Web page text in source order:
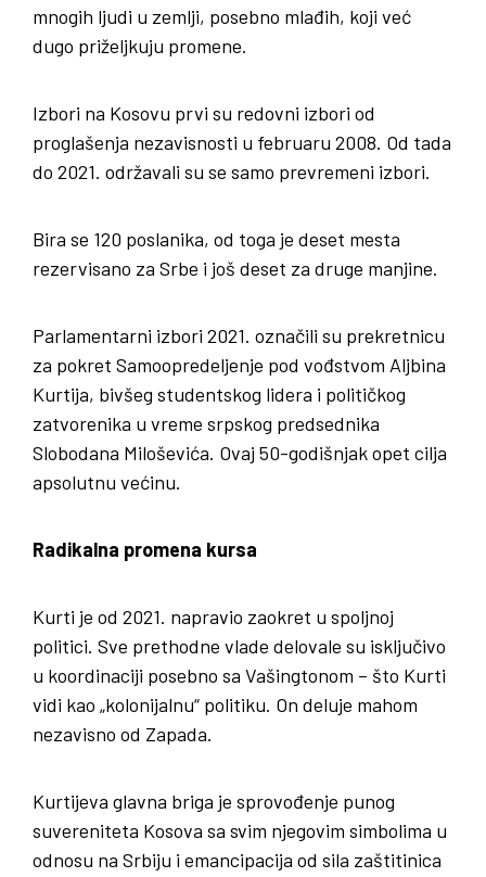
mnogih ljudi u zemlji, posebno mlađih, koji već
dugo priželjkuju promene.
Izbori na Kosovu prvi su redovni izbori od
proglašenja nezavisnosti u februaru 2008. Od tada
do 2021. održavali su se samo prevremeni izbori.
Bira se 120 poslanika, od toga je deset mesta
rezervisano za Srbe i još deset za druge manjine.
Parlamentarni izbori 2021. označili su prekretnicu
za pokret Samoopredeljenje pod vođstvom Aljbina
Kurtija, bivšeg studentskog lidera i političkog
zatvorenika u vreme srpskog predsednika
Slobodana Miloševića. Ovaj 50-godišnjak opet cilja
apsolutnu većinu.
Radikalna promena kursa
Kurti je od 2021. napravio zaokret u spoljnoj
politici. Sve prethodne vlade delovale su isključivo
u koordinaciji posebno sa Vašingtonom – što Kurti
vidi kao „kolonijalnu“ politiku. On deluje mahom
nezavisno od Zapada.
Kurtijeva glavna briga je sprovođenje punog
suvereniteta Kosova sa svim njegovim simbolima u
odnosu na Srbiju i emancipacija od sila zaštitinica